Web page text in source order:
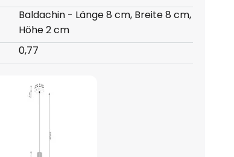
Baldachin - Länge 8 cm, Breite 8 cm,
Höhe 2 cm
0,77